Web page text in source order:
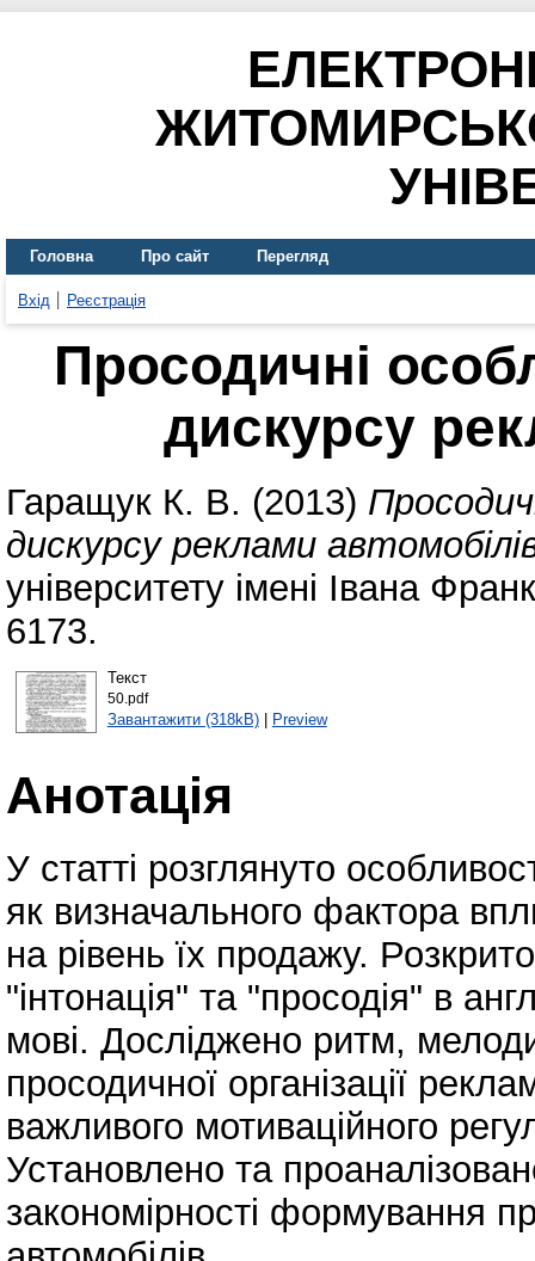
Головна Про сайт Перегляд
Вхід Реєстрація
Просодичні
дискурсу
Гаращук К. В. (2013)
дискурсу реклами
університету імені Івана
6173.
Текст
50.pdf
Завантажити (318kB)| Preview
Анотація
У статті розглянуто
як визначального фактора
на рівень їх продажу.
"інтонація" та "просодія" в
мові. Досліджено ритм,
просодичної організації
важливого мотиваційного
Установлено та
закономірності формування